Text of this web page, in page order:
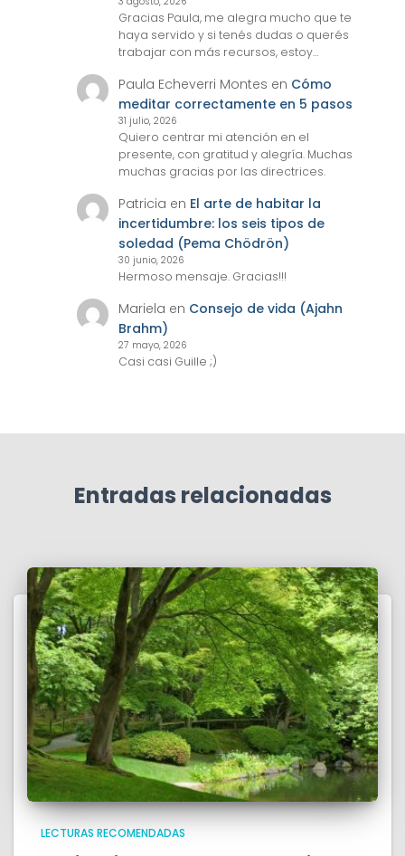
Gracias Paula, me alegra mucho que te
haya servido y si tenés dudas o querés
trabajar con más recursos, estoy…
Paula Echeverri Montes en Cómo
meditar correctamente en 5 pasos
31 julio, 2026
Quiero centrar mi atención en el
presente, con gratitud y alegría. Muchas
muchas gracias por las directrices.
Patricia en El arte de habitar la
incertidumbre: los seis tipos de
soledad (Pema Chödrön)
30 junio, 2026
Hermoso mensaje. Gracias!!!
Mariela en Consejo de vida (Ajahn
Brahm)
27 mayo, 2026
Casi casi Guille ;)
Entradas relacionadas
LECTURAS RECOMENDADAS